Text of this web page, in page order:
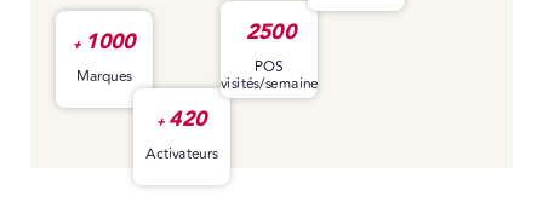
+ 1000
Marques
+ 420
Activateurs
2500
POS
visités/semaine